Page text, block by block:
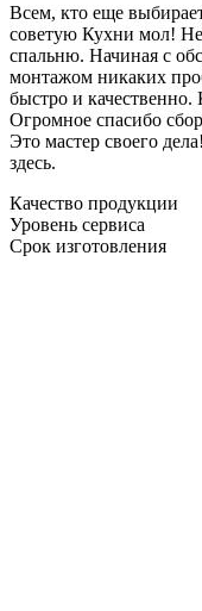
Всем, кто еще
советую Кухни мол!
спальню. Начиная с
монтажом никаких
быстро и
Огромное спасибо
Это мастер своего
здесь.
Качество продукции
Уровень сервиса
Срок изготовления